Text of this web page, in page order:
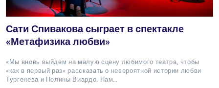
Сати Спивакова сыграет в спектакле
«Метафизика любви»
«Мы вновь выйдем на малую сцену любимого театра, чтобы
«как в первый раз» рассказать о невероятной истории любви
Тургенева и Полины Виардо. Нам…